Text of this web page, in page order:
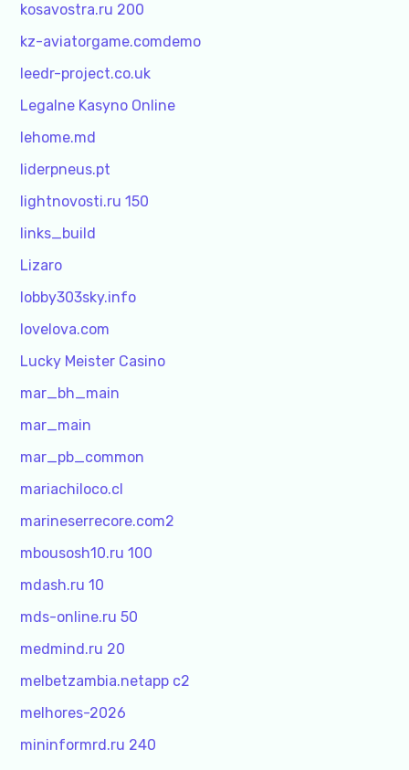
kosavostra.ru 200
kz-aviatorgame.comdemo
leedr-project.co.uk
Legalne Kasyno Online
lehome.md
liderpneus.pt
lightnovosti.ru 150
links_build
Lizaro
lobby303sky.info
lovelova.com
Lucky Meister Casino
mar_bh_main
mar_main
mar_pb_common
mariachiloco.cl
marineserrecore.com2
mbousosh10.ru 100
mdash.ru 10
mds-online.ru 50
medmind.ru 20
melbetzambia.netapp c2
melhores-2026
mininformrd.ru 240